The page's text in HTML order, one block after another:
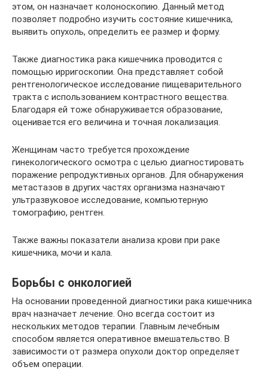
этом, он назначает колоноскопию. Данный метод
позволяет подробно изучить состояние кишечника,
выявить опухоль, определить ее размер и форму.
Также диагностика рака кишечника проводится с
помощью ирригоскопии. Она представляет собой
рентгенологическое исследование пищеварительного
тракта с использованием контрастного вещества.
Благодаря ей тоже обнаруживается образование,
оценивается его величина и точная локализация.
Женщинам часто требуется прохождение
гинекологического осмотра с целью диагностировать
поражение репродуктивных органов. Для обнаружения
метастазов в других частях организма назначают
ультразвуковое исследование, компьютерную
томографию, рентген.
Также важны показатели анализа крови при раке
кишечника, мочи и кала.
Борьбы с онкологией
На основании проведенной диагностики рака кишечника
врач назначает лечение. Оно всегда состоит из
нескольких методов терапии. Главным лечебным
способом является оперативное вмешательство. В
зависимости от размера опухоли доктор определяет
объем операции.